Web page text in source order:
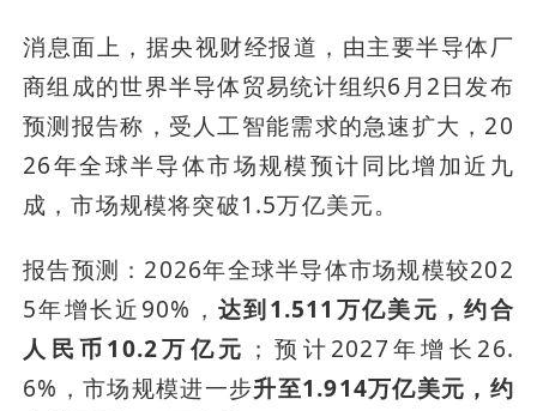
消息面上，据央视财经报道，由主要半导体厂
商组成的世界半导体贸易统计组织6月2日发布
预测报告称，受人工智能需求的急速扩大，20
26年全球半导体市场规模预计同比增加近九
成，市场规模将突破1.5万亿美元。
报告预测：2026年全球半导体市场规模较202
5年增长近90%， 达到1.511万亿美元，约合
人民币10.2万亿元 ；预计2027年增长26.
6%，市场规模进一步升至1.914万亿美元，约